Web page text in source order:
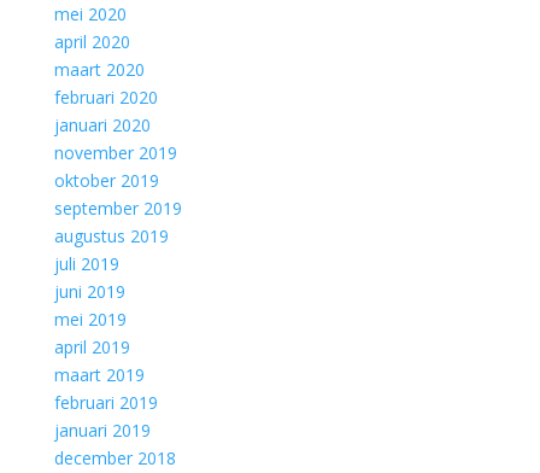
mei 2020
april 2020
maart 2020
februari 2020
januari 2020
november 2019
oktober 2019
september 2019
augustus 2019
juli 2019
juni 2019
mei 2019
april 2019
maart 2019
februari 2019
januari 2019
december 2018